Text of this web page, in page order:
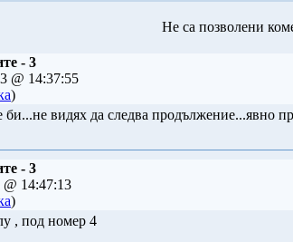
Не са позволени
- 3
@ 14:37:55
)
видях да следва продължение...явно
- 3
14:47:13
)
, под номер 4